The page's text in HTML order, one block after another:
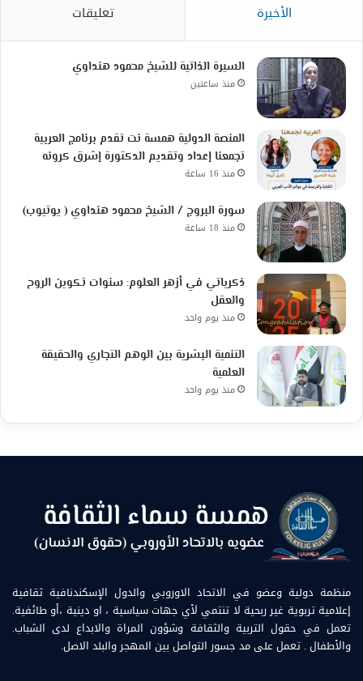
الأخيرة تعليقات
السيرة الذاتية للشيخ محمود هنداوي
منذ ساعتين
المنصة الدولية همسة نت تقدم برنامج العربية
تجمعنا إعداد وتقديم الدكتورة إشرق كرونه
منذ 16 ساعة
سورة البروج / الشيخ محمود هنداوي ( يوتيوب)
منذ 18 ساعة
ذكرياتي في أزهر العلوم: سنوات تكوين الروح
والعقل
منذ يوم واحد
التنمية البشرية بين الوهم التجاري والحقيقة
العلمية
منذ يوم واحد
منظمة دولية وعضو في الاتحاد الاوروبي والدول الإسكندنافية ثقافية
إعلامية تربوية غير ربحية لا تنتمي لأي جهات سياسية ، او دينية ،أو طائفية.
تعمل في حقول التربية والثقافة وشؤون المراة والابداع لدى الشباب.
والأطفال . تعمل على مد جسور التواصل بين المهجر والبلد الاصل.